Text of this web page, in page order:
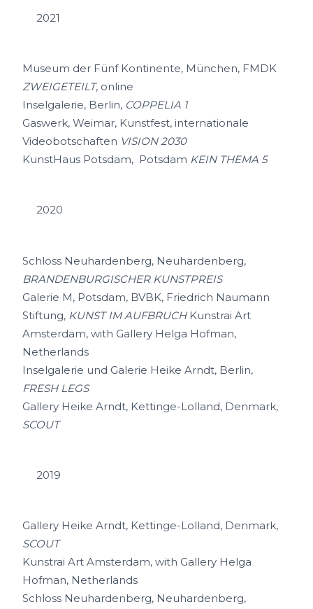
2021
Museum der Fünf Kontinente, München, FMDK
ZWEIGETEILT, online
Inselgalerie, Berlin, COPPELIA 1
Gaswerk, Weimar, Kunstfest, internationale
Videobotschaften VISION 2030
KunstHaus Potsdam, Potsdam KEIN THEMA 5
2020
Schloss Neuhardenberg, Neuhardenberg,
BRANDENBURGISCHER KUNSTPREIS
Galerie M, Potsdam, BVBK, Friedrich Naumann
Stiftung, KUNST IM AUFBRUCH Kunstrai Art
Amsterdam, with Gallery Helga Hofman,
Netherlands
Inselgalerie und Galerie Heike Arndt, Berlin,
FRESH LEGS
Gallery Heike Arndt, Kettinge-Lolland, Denmark,
SCOUT
2019
Gallery Heike Arndt, Kettinge-Lolland, Denmark,
SCOUT
Kunstrai Art Amsterdam, with Gallery Helga
Hofman, Netherlands
Schloss Neuhardenberg, Neuhardenberg,